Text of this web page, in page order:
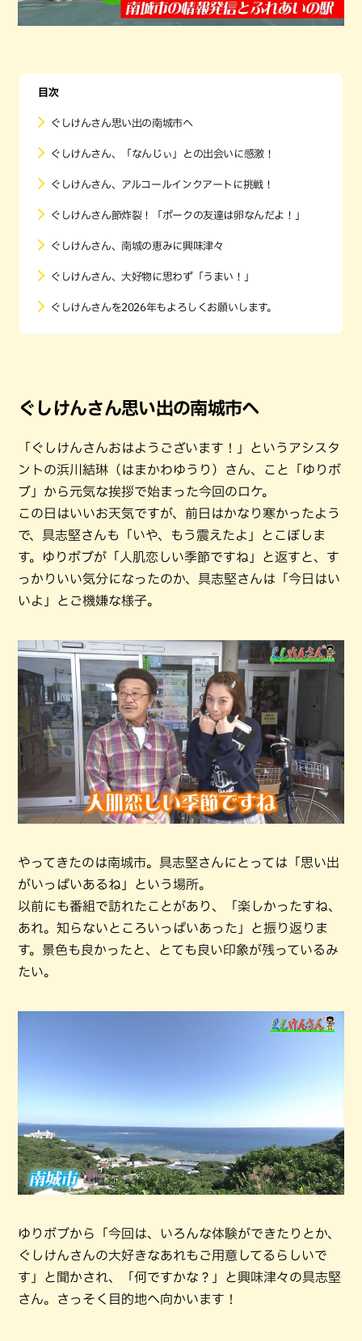
目次
ぐしけんさん思い出の南城市へ
ぐしけんさん、「なんじぃ」との出会いに感激！
ぐしけんさん、アルコールインクアートに挑戦！
ぐしけんさん節炸裂！「ポークの友達は卵なんだよ！」
ぐしけんさん、南城の恵みに興味津々
ぐしけんさん、大好物に思わず「うまい！」
ぐしけんさんを2026年もよろしくお願いします。
ぐしけんさん思い出の南城市へ
「ぐしけんさんおはようございます！」というアシスタ
ントの浜川結琳（はまかわゆうり）さん、こと「ゆりボ
ブ」から元気な挨拶で始まった今回のロケ。
この日はいいお天気ですが、前日はかなり寒かったよう
で、具志堅さんも「いや、もう震えたよ」とこぼしま
す。ゆりボブが「人肌恋しい季節ですね」と返すと、す
っかりいい気分になったのか、具志堅さんは「今日はい
いよ」とご機嫌な様子。
やってきたのは南城市。具志堅さんにとっては「思い出
がいっぱいあるね」という場所。
以前にも番組で訪れたことがあり、「楽しかったすね、
あれ。知らないところいっぱいあった」と振り返りま
す。景色も良かったと、とても良い印象が残っているみ
たい。
ゆりボブから「今回は、いろんな体験ができたりとか、
ぐしけんさんの大好きなあれもご用意してるらしいで
す」と聞かされ、「何ですかな？」と興味津々の具志堅
さん。さっそく目的地へ向かいます！